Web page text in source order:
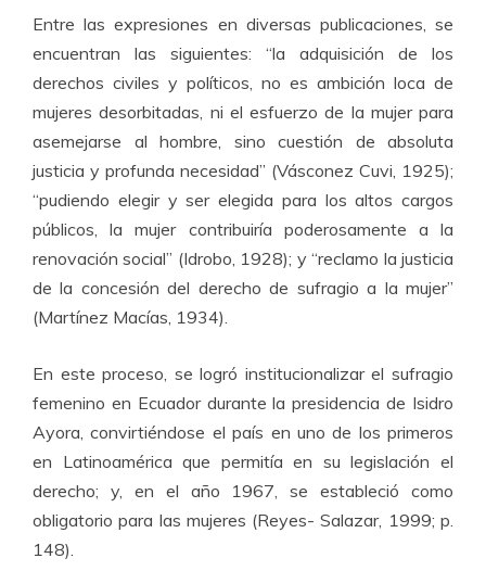
Entre las expresiones en diversas publicaciones, se
encuentran las siguientes: “la adquisición de los
derechos civiles y políticos, no es ambición loca de
mujeres desorbitadas, ni el esfuerzo de la mujer para
asemejarse al hombre, sino cuestión de absoluta
justicia y profunda necesidad” (Vásconez Cuvi, 1925);
“pudiendo elegir y ser elegida para los altos cargos
públicos, la mujer contribuiría poderosamente a la
renovación social” (Idrobo, 1928); y “reclamo la justicia
de la concesión del derecho de sufragio a la mujer”
(Martínez Macías, 1934).
En este proceso, se logró institucionalizar el sufragio
femenino en Ecuador durante la presidencia de Isidro
Ayora, convirtiéndose el país en uno de los primeros
en Latinoamérica que permitía en su legislación el
derecho; y, en el año 1967, se estableció como
obligatorio para las mujeres (Reyes- Salazar, 1999; p.
148).